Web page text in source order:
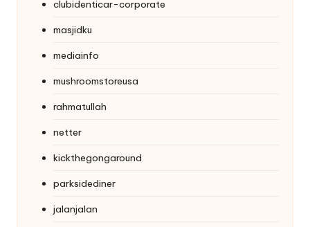
clubidenticar-corporate
masjidku
mediainfo
mushroomstoreusa
rahmatullah
netter
kickthegongaround
parksidediner
jalanjalan